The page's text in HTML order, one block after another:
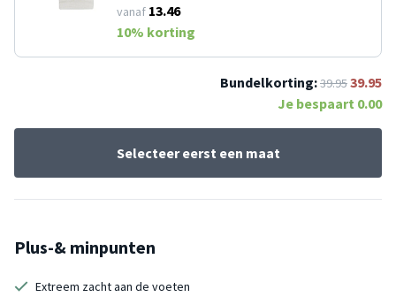
vanaf 13.46
10% korting
Bundelkorting:39.9539.95
Je bespaart 0.00
Selecteer eerst een maat
Plus-& minpunten
Extreem zacht aan de voeten